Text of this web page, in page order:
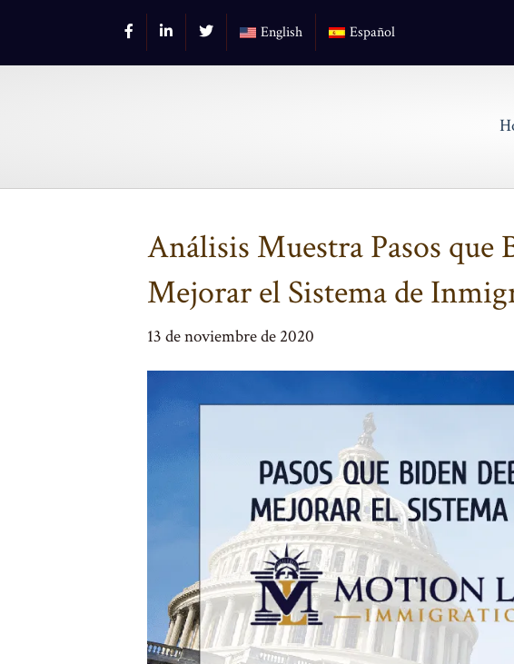
English Español
Análisis Muestra Pasos que
Mejorar el Sistema de
13 de noviembre de 2020